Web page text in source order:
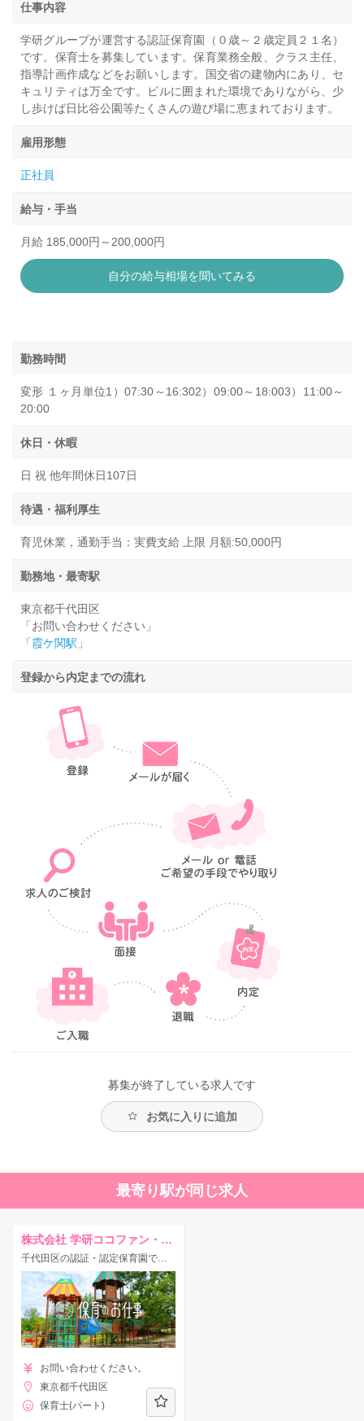
仕事内容
学研グループが運営する認証保育園（０歳～２歳定員２１名）
です。保育士を募集しています。保育業務全般、クラス主任、
指導計画作成などをお願いします。国交省の建物内にあり、セ
キュリティは万全です。ビルに囲まれた環境でありながら、少
し歩けば日比谷公園等たくさんの遊び場に恵まれております。
雇用形態
正社員
給与・手当
月給 185,000円～200,000円
自分の給与相場を聞いてみる
勤務時間
変形 １ヶ月単位1）07:30～16:302）09:00～18:003）11:00～
20:00
休日・休暇
日 祝 他年間休日107日
待遇・福利厚生
育児休業，通勤手当：実費支給 上限 月額:50,000円
勤務地・最寄駅
東京都千代田区
「お問い合わせください」
「 霞ケ関駅 」
登録から内定までの流れ
募集が終了している求人です
お気に入りに追加
最寄り駅が同じ求人
株式会社 学研ココファン・ナーサリー
千代田区の認証・認定保育園での保育士求人です
お問い合わせください。
東京都千代田区
保育士(パート)